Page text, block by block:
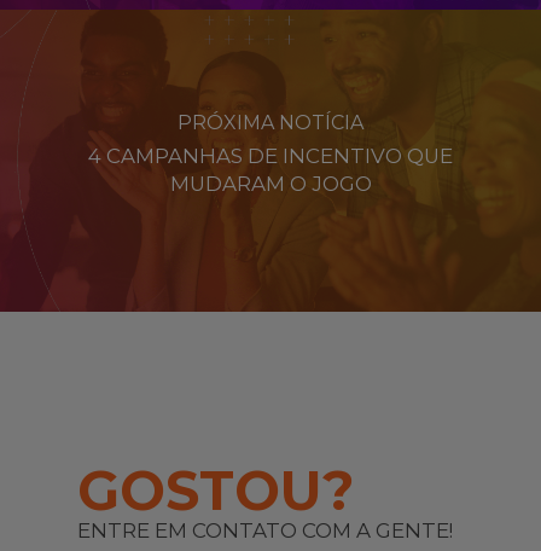
PRÓXIMA NOTÍCIA
4 CAMPANHAS DE INCENTIVO QUE
MUDARAM O JOGO
GOSTOU?
ENTRE EM CONTATO COM A GENTE!